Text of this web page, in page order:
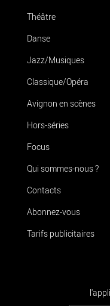
Théâtre
Danse
Jazz/Musiques
Classique/Opéra
Avignon en scènes
Hors-séries
Focus
Qui sommes-nous ?
Contacts
Abonnez-vous
Tarifs publicitaires